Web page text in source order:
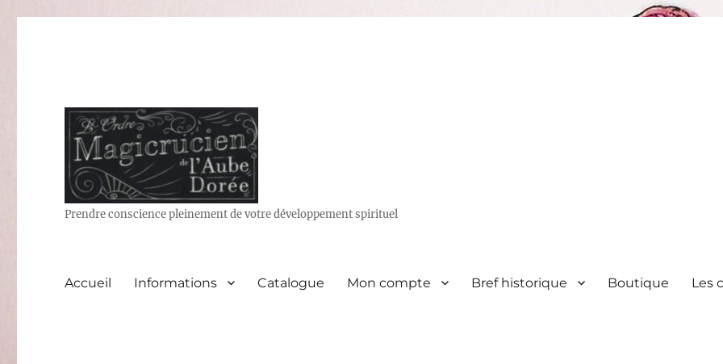
Prendre conscience pleinement de votre développement spirituel
Accueil Informations Catalogue Mon compte Bref historique Boutique Les